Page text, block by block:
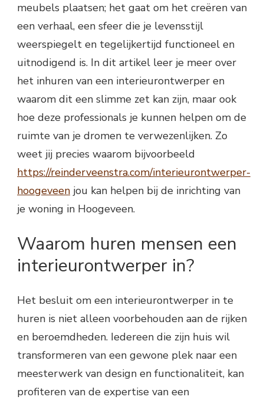
meubels plaatsen; het gaat om het creëren van
een verhaal, een sfeer die je levensstijl
weerspiegelt en tegelijkertijd functioneel en
uitnodigend is. In dit artikel leer je meer over
het inhuren van een interieurontwerper en
waarom dit een slimme zet kan zijn, maar ook
hoe deze professionals je kunnen helpen om de
ruimte van je dromen te verwezenlijken. Zo
weet jij precies waarom bijvoorbeeld
https://reinderveenstra.com/interieurontwerper-
hoogeveen jou kan helpen bij de inrichting van
je woning in Hoogeveen.
Waarom huren mensen een
interieurontwerper in?
Het besluit om een interieurontwerper in te
huren is niet alleen voorbehouden aan de rijken
en beroemdheden. Iedereen die zijn huis wil
transformeren van een gewone plek naar een
meesterwerk van design en functionaliteit, kan
profiteren van de expertise van een